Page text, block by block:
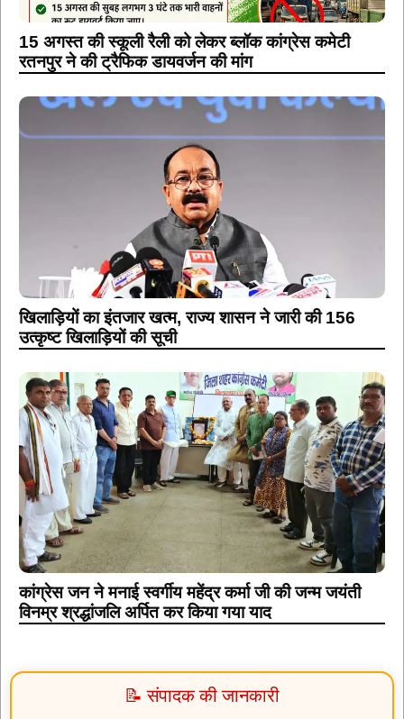
15 अगस्त की स्कूली रैली को लेकर ब्लॉक कांग्रेस कमेटी
रतनपुर ने की ट्रैफिक डायवर्जन की मांग
खिलाड़ियों का इंतजार खत्म, राज्य शासन ने जारी की 156
उत्कृष्ट खिलाड़ियों की सूची
कांग्रेस जन ने मनाई स्वर्गीय महेंद्र कर्मा जी की जन्म जयंती
विनम्र श्रद्धांजलि अर्पित कर किया गया याद
📝 संपादक की जानकारी